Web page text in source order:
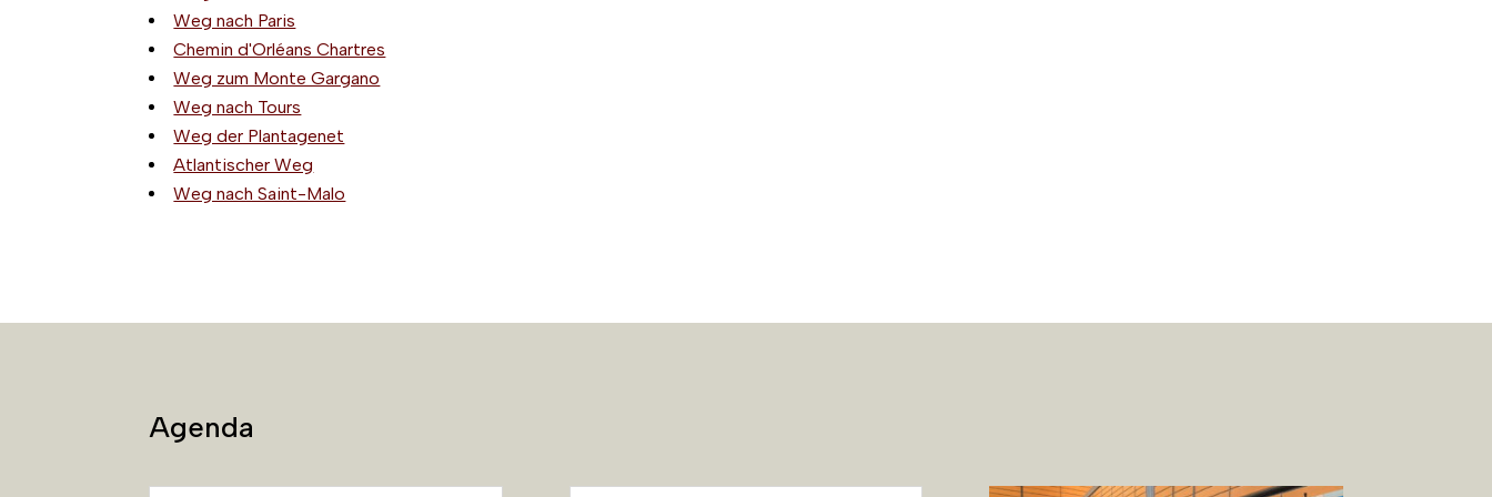
Weg nach Paris
Chemin d'Orléans Chartres
Weg zum Monte Gargano
Weg nach Tours
Weg der Plantagenet
Atlantischer Weg
Weg nach Saint-Malo
Agenda